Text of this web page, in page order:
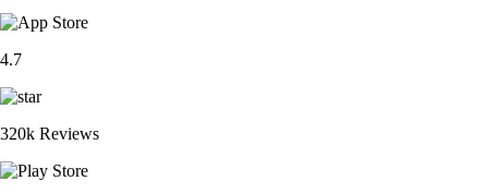
4.7
320k Reviews